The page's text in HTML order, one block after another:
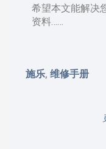
希望本文能解决
资料……
施乐,维修手册